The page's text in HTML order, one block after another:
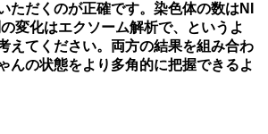
ただくのが正確です。染色体の数はNI
変化はエクソーム解析で、というよ
えてください。両方の結果を組み合わ
んの状態をより多角的に把握できるよ